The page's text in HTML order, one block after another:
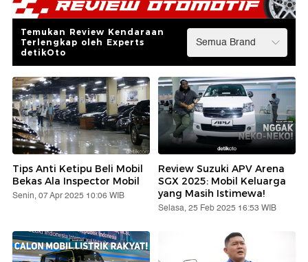
Temukan Review Kendaraan
Terlengkap oleh Experts
detikOto
Tips Anti Ketipu Beli Mobil
Bekas Ala Inspector Mobil
Senin, 07 Apr 2025 10:06 WIB
Review Suzuki APV Arena
SGX 2025: Mobil Keluarga
yang Masih Istimewa!
Selasa, 25 Feb 2025 16:53 WIB